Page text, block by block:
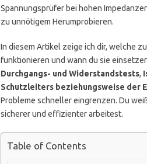
Spannungsprüfer bei hohen
zu unnötigem Herumprobieren.
In diesem Artikel zeige ich dir, welche
funktionieren und wann du sie
Durchgangs- und Widerstandstests,
Schutzleiters beziehungsweise der
Probleme schneller eingrenzen. Du
sicherer und effizienter arbeitest.
Table of Contents